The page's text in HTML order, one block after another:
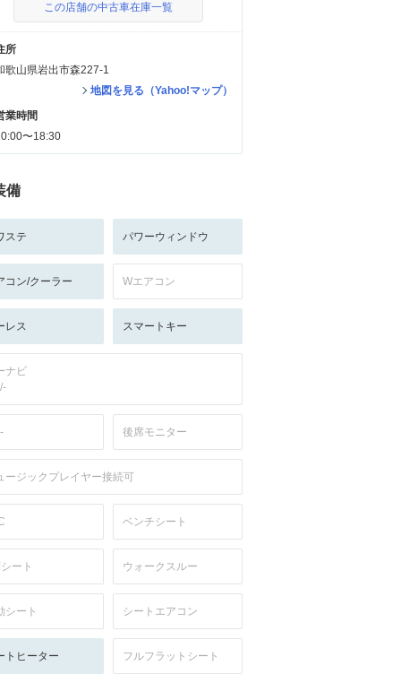
この店舗の中古車在庫一覧
所
歌山県岩出市森227-1
地図を見る（Yahoo!マップ）
業時間
〜18:30
備
ステ パワーウィンドウ
コン/クーラー Wエアコン
レス スマートキー
ナビ
後席モニター
ージックプレイヤー接続可
ベンチシート
ート ウォークスルー
シート シートエアコン
トヒーター フルフラットシート